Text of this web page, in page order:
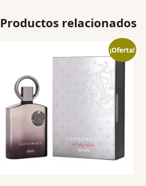
Productos relacionados
¡Oferta!